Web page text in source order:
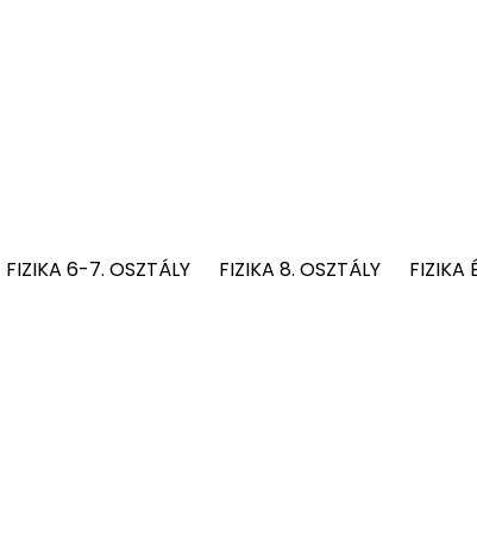
FIZIKA 6-7. OSZTÁLY FIZIKA 8. OSZTÁLY FIZIKA